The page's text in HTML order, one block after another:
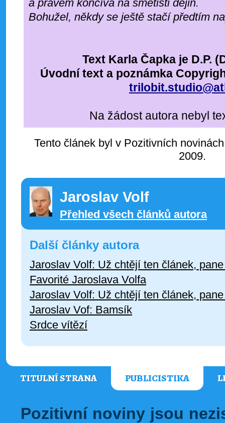
a právem končívá na smetišti dějin.
Bohužel, někdy se ještě stačí předtím
Text Karla Čapka je D.P.
Úvodní text a poznámka
Na žádost autora nebyl
Tento článek byl v Pozitivních
2009.
Jaroslav Volf
Přehled všech článků autora
Další články autora
Jaroslav Volf: Už chtějí ten článek,
Favorité Jaroslava Volfa
Jaroslav Volf: Už chtějí ten článek,
Jaroslav Vof: Bamsík
Srdce vítězí
TITULNÍ STRANA PUBLICISTIKA
Pozitivní noviny jsou